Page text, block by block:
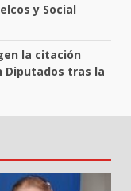
y Social
la citación
Diputados tras la